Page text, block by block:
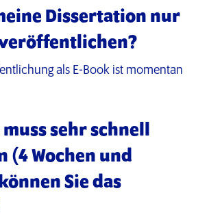
Dissertation nur
als E-Book ist momentan
muss sehr schnell
(4 Wochen und
Sie das